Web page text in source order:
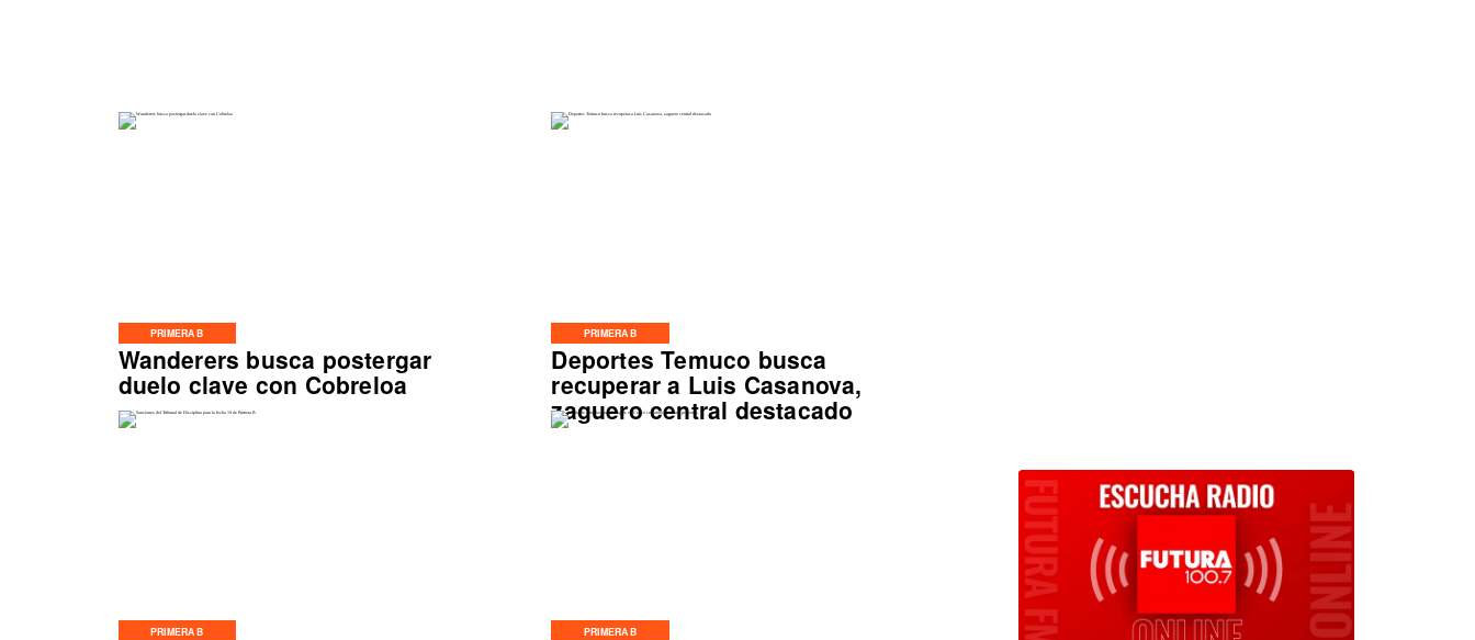
PRIMERA B
Wanderers busca postergar
duelo clave con Cobreloa
PRIMERA B
Deportes Temuco busca
recuperar a Luis Casanova,
zaguero central destacado
PRIMERA B PRIMERA B